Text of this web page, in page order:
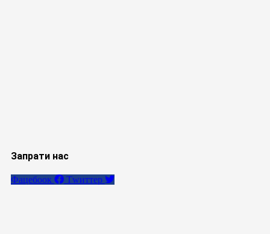
Запрати нас
Фацебоок Тwиттер